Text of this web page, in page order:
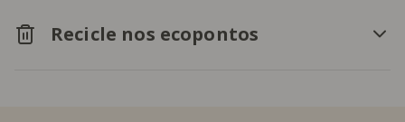
Recicle nos ecopontos